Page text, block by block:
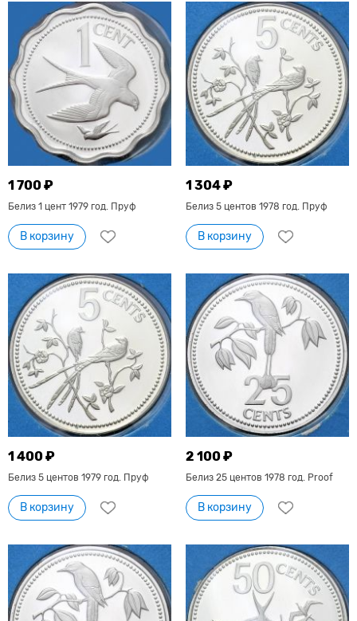
1 700 ₽
Белиз 1 цент 1979 год. Пруф
В корзину
1 304 ₽
Белиз 5 центов 1978 год. Пруф
В корзину
1 400 ₽
Белиз 5 центов 1979 год. Пруф
В корзину
2 100 ₽
Белиз 25 центов 1978 год. Proof
В корзину